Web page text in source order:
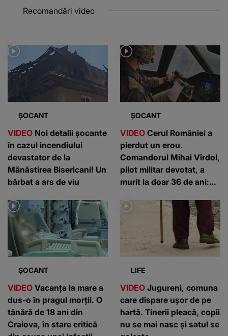
Recomandări video
ȘOCANT
VIDEO Noi detalii șocante
în cazul incendiului
devastator de la
Mănăstirea Bisericani! Un
bărbat a ars de viu
ȘOCANT
VIDEO Cerul României a
pierdut un erou.
Comandorul Mihai Vîrdol,
pilot militar devotat, a
murit la doar 36 de ani:
ȘOCANT
VIDEO Vacanța la mare a
dus-o în pragul morții. O
tânără de 18 ani din
Craiova, în stare critică
LIFE
VIDEO Jugureni, comuna
care dispare ușor de pe
hartă. Tinerii pleacă, copii
nu se mai nasc și satul se